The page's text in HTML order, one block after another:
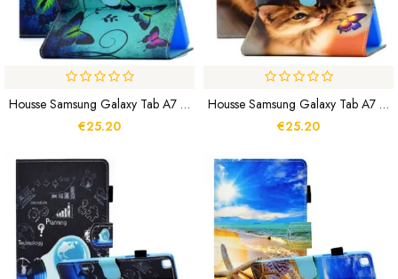
Housse Samsung Galaxy Tab A7 Lite Papillons Uniques
€25.20
Housse Samsung Galaxy Tab A7 Lite Mon Chaton Et Papillon
€25.20